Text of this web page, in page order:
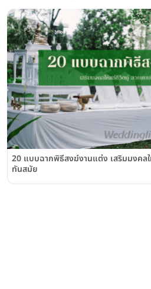
20 แบบฉากพิธีสงฆ์งานแต่ง เสริมมงคล
ทันสมัย